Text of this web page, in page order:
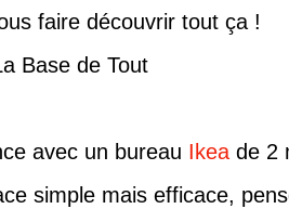
faire découvrir tout ça !
Base de Tout
avec un bureau Ikea de 2
simple mais efficace,